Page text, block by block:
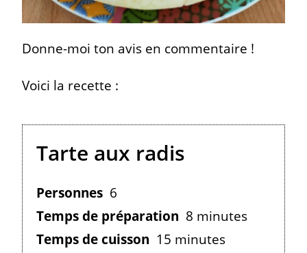
Donne-moi ton avis en commentaire !
Voici la recette :
Tarte aux radis
Personnes 6
Temps de préparation 8 minutes
Temps de cuisson 15 minutes